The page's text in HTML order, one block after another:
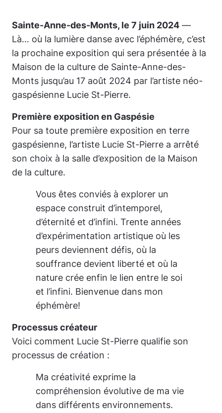
Sainte-Anne-des-Monts, le 7 juin 2024 —
Là… où la lumière danse avec l’éphémère, c’est
la prochaine exposition qui sera présentée à la
Maison de la culture de Sainte-Anne-des-
Monts jusqu’au 17 août 2024 par l’artiste néo-
gaspésienne Lucie St-Pierre.
Première exposition en Gaspésie
Pour sa toute première exposition en terre
gaspésienne, l’artiste Lucie St-Pierre a arrêté
son choix à la salle d’exposition de la Maison
de la culture.
Vous êtes conviés à explorer un
espace construit d’intemporel,
d’éternité et d’infini. Trente années
d’expérimentation artistique où les
peurs deviennent défis, où la
souffrance devient liberté et où la
nature crée enfin le lien entre le soi
et l’infini. Bienvenue dans mon
éphémère!
Processus créateur
Voici comment Lucie St-Pierre qualifie son
processus de création :
Ma créativité exprime la
compréhension évolutive de ma vie
dans différents environnements.